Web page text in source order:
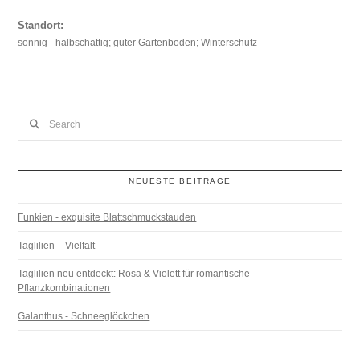
Standort:
sonnig - halbschattig; guter Gartenboden; Winterschutz
NEUESTE BEITRÄGE
Funkien - exquisite Blattschmuckstauden
Taglilien – Vielfalt
Taglilien neu entdeckt: Rosa & Violett für romantische
Pflanzkombinationen
Galanthus - Schneeglöckchen